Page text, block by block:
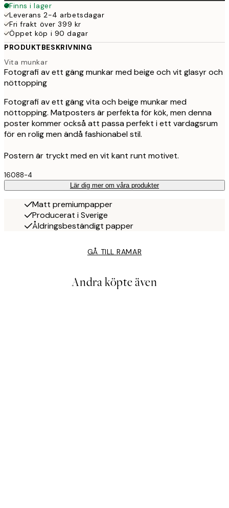
Finns i lager
Leverans 2-4 arbetsdagar
Fri frakt över 399 kr
Öppet köp i 90 dagar
PRODUKTBESKRIVNING
Vita munkar
Fotografi av ett gäng munkar med beige och vit glasyr och
nöttopping
Fotografi av ett gäng vita och beige munkar med
nöttopping. Matposters är perfekta för kök, men denna
poster kommer också att passa perfekt i ett vardagsrum
för en rolig men ändå fashionabel stil.
Postern är tryckt med en vit kant runt motivet.
16088-4
Lär dig mer om våra produkter
Matt premiumpapper
Producerat i Sverige
Åldringsbeständigt papper
GÅ TILL RAMAR
Andra köpte även